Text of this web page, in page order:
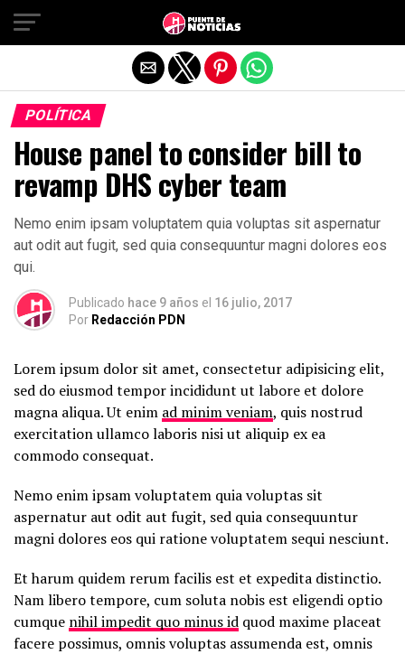
POLÍTICA
House panel to consider bill to
revamp DHS cyber team
Nemo enim ipsam voluptatem quia voluptas sit aspernatur
aut odit aut fugit, sed quia consequuntur magni dolores eos
qui.
Publicado hace 9 años el 16 julio, 2017
Por Redacción PDN
Lorem ipsum dolor sit amet, consectetur adipisicing elit,
sed do eiusmod tempor incididunt ut labore et dolore
magna aliqua. Ut enim ad minim veniam, quis nostrud
exercitation ullamco laboris nisi ut aliquip ex ea
commodo consequat.
Nemo enim ipsam voluptatem quia voluptas sit
aspernatur aut odit aut fugit, sed quia consequuntur
magni dolores eos qui ratione voluptatem sequi nesciunt.
Et harum quidem rerum facilis est et expedita distinctio.
Nam libero tempore, cum soluta nobis est eligendi optio
cumque nihil impedit quo minus id quod maxime placeat
facere possimus, omnis voluptas assumenda est, omnis
Salir de la versión móvil